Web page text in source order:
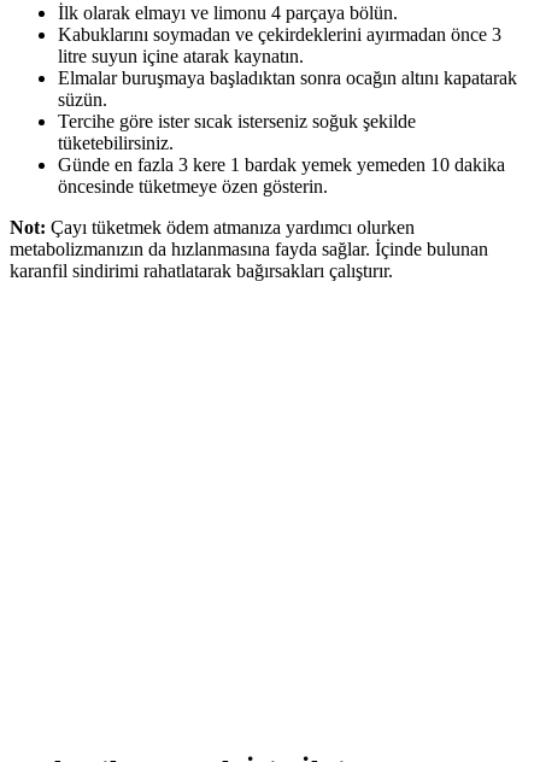
İlk olarak elmayı ve limonu 4 parçaya bölün.
Kabuklarını soymadan ve çekirdeklerini ayırmadan önce 3
litre suyun içine atarak kaynatın.
Elmalar buruşmaya başladıktan sonra ocağın altını kapatarak
süzün.
Tercihe göre ister sıcak isterseniz soğuk şekilde
tüketebilirsiniz.
Günde en fazla 3 kere 1 bardak yemek yemeden 10 dakika
öncesinde tüketmeye özen gösterin.
Not: Çayı tüketmek ödem atmanıza yardımcı olurken
metabolizmanızın da hızlanmasına fayda sağlar. İçinde bulunan
karanfil sindirimi rahatlatarak bağırsakları çalıştırır.